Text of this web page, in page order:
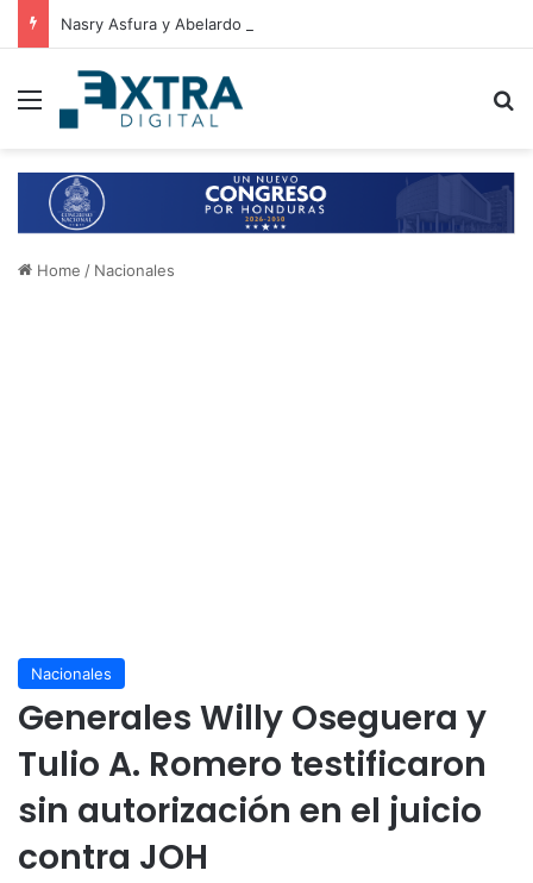
Menu
Home / Nacionales
Nacionales
Generales Willy Oseguera y
Tulio A. Romero testificaron
sin autorización en el juicio
contra JOH